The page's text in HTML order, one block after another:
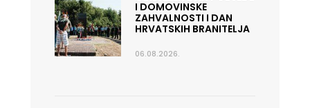
I DOMOVINSKE
ZAHVALNOSTI I DAN
HRVATSKIH BRANITELJA
06.08.2026.